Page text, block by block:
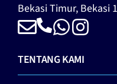
Bekasi Timur, Bekasi
TENTANG KAMI